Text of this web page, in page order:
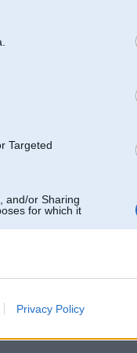
Targeted
and/or Sharing
for which it
Privacy Policy